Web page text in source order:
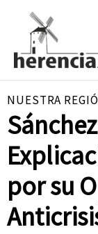
contenido
NUESTRA
por su